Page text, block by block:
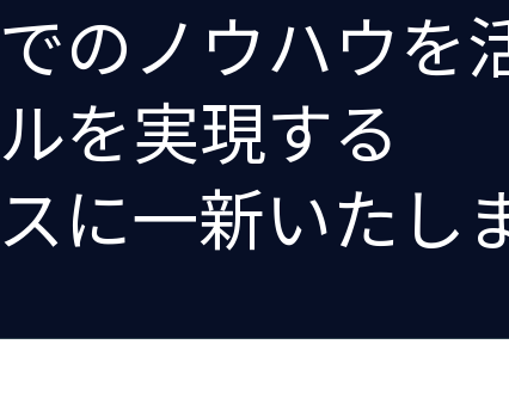
のノウハウを
を実現する
に一新いたし